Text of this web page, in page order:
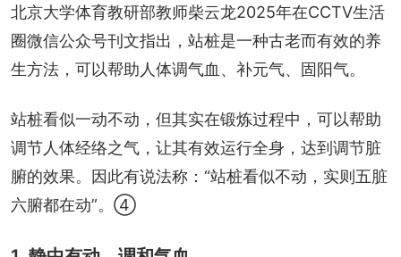
北京大学体育教研部教师柴云龙2025年在CCTV生活
圈微信公众号刊文指出，站桩是一种古老而有效的养
生方法，可以帮助人体调气血、补元气、固阳气。
站桩看似一动不动，但其实在锻炼过程中，可以帮助
调节人体经络之气，让其有效运行全身，达到调节脏
腑的效果。因此有说法称：“站桩看似不动，实则五脏
六腑都在动”。④